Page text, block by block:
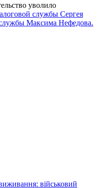
уволило
службы Сергея
Максима Нефедова.